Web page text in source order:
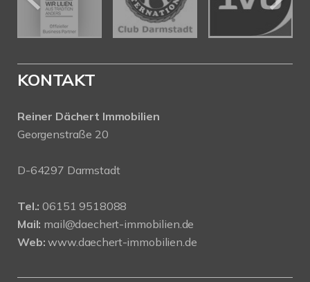
KONTAKT
Reiner Dächert Immobilien
Georgenstraße 20
D-64297 Darmstadt
Tel.: 06151 9518088
Mail: mail@daechert-immobilien.de
Web: www.daechert-immobilien.de